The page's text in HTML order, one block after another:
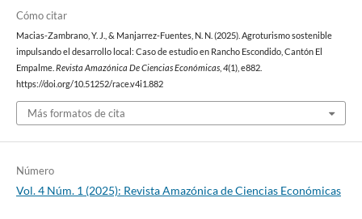
Cómo citar
Macias-Zambrano, Y. J., & Manjarrez-Fuentes, N. N. (2025). Agroturismo sostenible
impulsando el desarrollo local: Caso de estudio en Rancho Escondido, Cantón El
Empalme. Revista Amazónica De Ciencias Económicas, 4(1), e882.
https://doi.org/10.51252/race.v4i1.882
Más formatos de cita
Número
Vol. 4 Núm. 1 (2025): Revista Amazónica de Ciencias Económicas